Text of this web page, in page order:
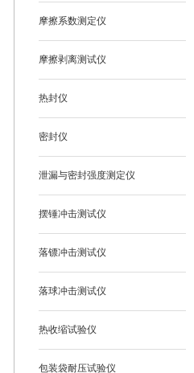
摩擦系数测定仪
摩擦剥离测试仪
热封仪
密封仪
泄漏与密封强度测定仪
摆锤冲击测试仪
落镖冲击测试仪
落球冲击测试仪
热收缩试验仪
包装袋耐压试验仪